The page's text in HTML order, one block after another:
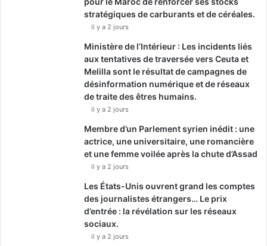
stratégiques de carburants et de céréales.
il y a 2 jours
Ministère de l’Intérieur : Les incidents liés
aux tentatives de traversée vers Ceuta et
Melilla sont le résultat de campagnes de
désinformation numérique et de réseaux
de traite des êtres humains.
il y a 2 jours
Membre d’un Parlement syrien inédit : une
actrice, une universitaire, une romancière
et une femme voilée après la chute d’Assad
il y a 2 jours
Les États-Unis ouvrent grand les comptes
des journalistes étrangers… Le prix
d’entrée : la révélation sur les réseaux
sociaux.
il y a 2 jours